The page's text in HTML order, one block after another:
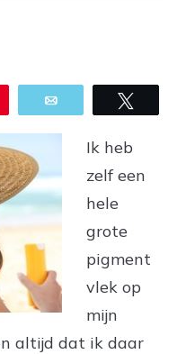
Ik heb
zelf een
hele
grote
pigment
vlek op
mijn
altijd dat ik daar